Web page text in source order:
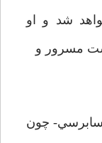
شد و او
مسرور و
چون